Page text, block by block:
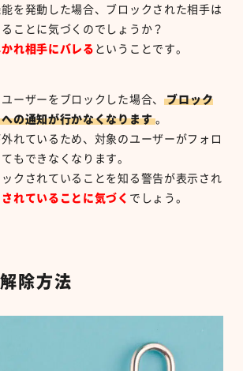
を発動した場合、ブロックされた相手は
ことに気づくのでしょうか？
れ相手にバレる ということです。
ーザーをブロックした場合、
ブロック
の通知が行かなくなります 。
れているため、対象のユーザーがフォロ
もできなくなります。
クされていることを知る警告が表示され
れていることに気づく でしょう。
除方法